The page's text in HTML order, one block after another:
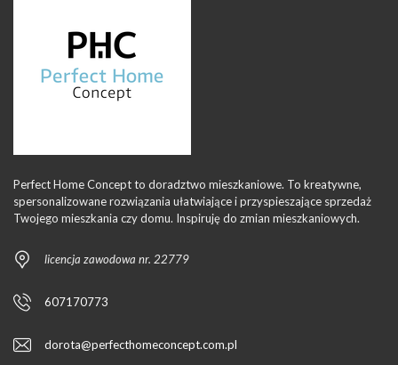
Perfect Home Concept to doradztwo mieszkaniowe. To kreatywne,
spersonalizowane rozwiązania ułatwiające i przyspieszające sprzedaż
Twojego mieszkania czy domu. Inspiruję do zmian mieszkaniowych.
licencja zawodowa nr. 22779
607170773
dorota@perfecthomeconcept.com.pl